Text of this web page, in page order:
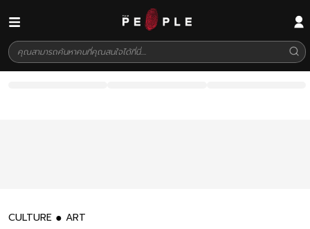
CULTURE
ART